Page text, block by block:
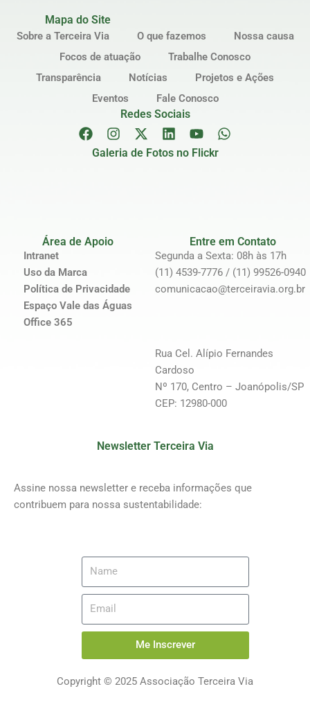
Mapa do Site
Sobre a Terceira Via O que fazemos
Nossa causa
Focos de atuação
Trabalhe Conosco
Transparência
Notícias
Projetos e Ações
Eventos
Fale Conosco
Redes Sociais
Galeria de Fotos no Flickr
Área de Apoio
Intranet
Uso da Marca
Política de Privacidade
Espaço Vale das Águas
Office 365
Entre em Contato
Segunda a Sexta: 08h às 17h
(11) 4539-7776 / (11) 99526-0940
comunicacao@terceiravia.org.br
Rua Cel. Alípio Fernandes
Cardoso
Nº 170, Centro – Joanópolis/SP
CEP: 12980-000
Newsletter Terceira Via
Assine nossa newsletter e receba informações que
contribuem para nossa sustentabilidade:
Me Inscrever
Copyright © 2025 Associação Terceira Via